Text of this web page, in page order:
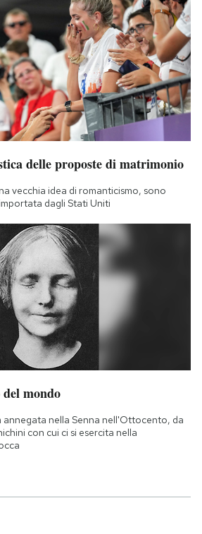
delle proposte di matrimonio
vecchia idea di romanticismo, sono
dagli Stati Uniti
mondo
annegata nella Senna nell'Ottocento, da
con cui ci si esercita nella